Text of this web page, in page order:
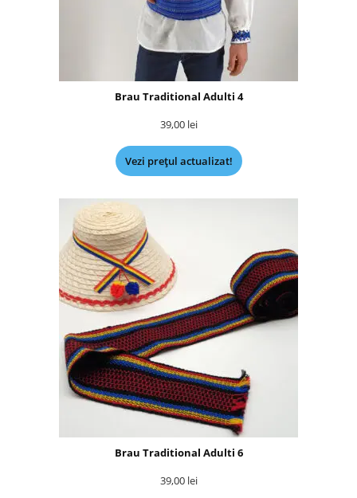
Brau Traditional Adulti 4
39,00 lei
Vezi prețul actualizat!
Brau Traditional Adulti 6
39,00 lei